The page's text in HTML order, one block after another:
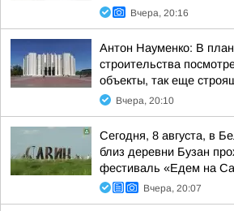
Вчера, 20:16
Антон Науменко: В
строительства
объекты, так еще
Вчера, 20:10
Сегодня, 8 августа, в
близ деревни Бузан
фестиваль «Едем на
Вчера, 20:07